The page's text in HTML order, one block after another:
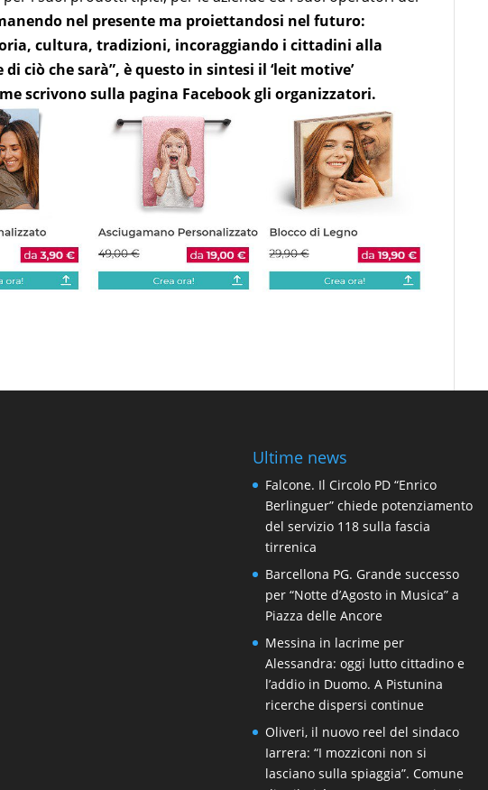
nel presente ma proiettandosi nel futuro:
cultura, tradizioni, incoraggiando i cittadini alla
ciò che sarà”, è questo in sintesi il ‘leit motive’
scrivono sulla pagina Facebook gli organizzatori.
Ultime news
Falcone. Il Circolo PD “Enrico
Berlinguer” chiede potenziamento
del servizio 118 sulla fascia
tirrenica
Barcellona PG. Grande successo
per “Notte d’Agosto in Musica” a
Piazza delle Ancore
Messina in lacrime per
Alessandra: oggi lutto cittadino e
l’addio in Duomo. A Pistunina
ricerche dispersi continue
Oliveri, il nuovo reel del sindaco
Iarrera: “I mozziconi non si
lasciano sulla spiaggia”. Comune